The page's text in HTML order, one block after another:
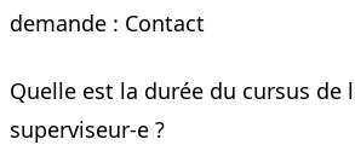
demande : Contact
Quelle est la durée du cursus de
superviseur-e ?